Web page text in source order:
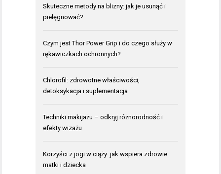
Skuteczne metody na blizny: jak je usunąć i
pielęgnować?
Czym jest Thor Power Grip i do czego służy w
rękawiczkach ochronnych?
Chlorofil: zdrowotne właściwości,
detoksykacja i suplementacja
Techniki makijażu – odkryj różnorodność i
efekty wizażu
Korzyści z jogi w ciąży: jak wspiera zdrowie
matki i dziecka